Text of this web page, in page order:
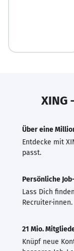
XING
Über eine
Entdecke mit
passt.
Persönliche
Lass Dich
Recruiter·innen.
21 Mio.
Knüpf neue